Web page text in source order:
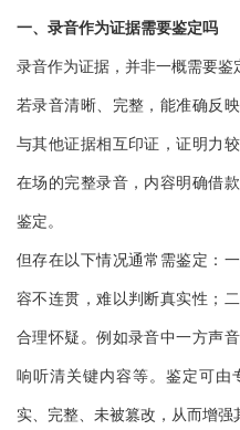
一、录音作为证据需要鉴定吗
录音作为证据，并非一概需要鉴
若录音清晰、完整，能准确反
与其他证据相互印证，证明力
在场的完整录音，内容明确借
鉴定。
但存在以下情况通常需鉴定：
容不连贯，难以判断真实性；
合理怀疑。例如录音中一方声
响听清关键内容等。鉴定可由
实、完整、未被篡改，从而增强